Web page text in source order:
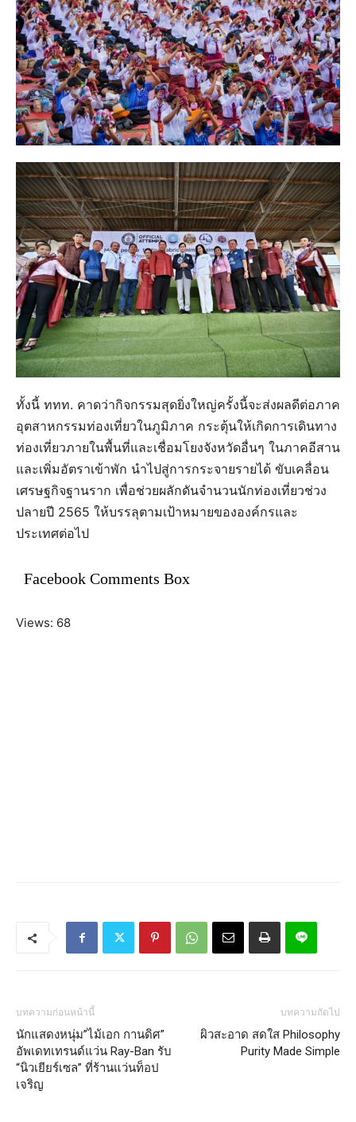
ทั้งนี้ ททท. คาดว่ากิจกรรมสุดยิ่งใหญ่ครั้งนี้จะส่งผลดีต่อภาค
อุตสาหกรรมท่องเที่ยวในภูมิภาค กระตุ้นให้เกิดการเดินทาง
ท่องเที่ยวภายในพื้นที่และเชื่อมโยงจังหวัดอื่นๆ ในภาคอีสาน
และเพิ่มอัตราเข้าพัก นำไปสู่การกระจายรายได้ ขับเคลื่อน
เศรษฐกิจฐานราก เพื่อช่วยผลักดันจำนวนนักท่องเที่ยวช่วง
ปลายปี 2565 ให้บรรลุตามเป้าหมายขององค์กรและ
ประเทศต่อไป
Facebook Comments Box
Views: 68
บทความก่อนหน้านี้
นักแสดง​หนุ่ม​”ไม้เอก กานดิศ”
อัพเดทเทรนด์แว่น Ray-Ban รับ
“นิวเยียร์เซล” ที่ร้านแว่นท็อป
เจริญ
บทความถัดไป
ผิวสะอาด​ สดใส​ Philosophy
Purity Made Simple